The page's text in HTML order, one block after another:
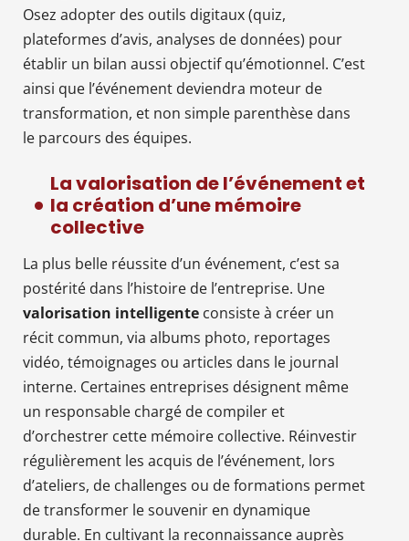
Osez adopter des outils digitaux (quiz,
plateformes d’avis, analyses de données) pour
établir un bilan aussi objectif qu’émotionnel. C’est
ainsi que l’événement deviendra moteur de
transformation, et non simple parenthèse dans
le parcours des équipes.
La valorisation de l’événement et
la création d’une mémoire
collective
La plus belle réussite d’un événement, c’est sa
postérité dans l’histoire de l’entreprise. Une
valorisation intelligente consiste à créer un
récit commun, via albums photo, reportages
vidéo, témoignages ou articles dans le journal
interne. Certaines entreprises désignent même
un responsable chargé de compiler et
d’orchestrer cette mémoire collective. Réinvestir
régulièrement les acquis de l’événement, lors
d’ateliers, de challenges ou de formations permet
de transformer le souvenir en dynamique
durable. En cultivant la reconnaissance auprès